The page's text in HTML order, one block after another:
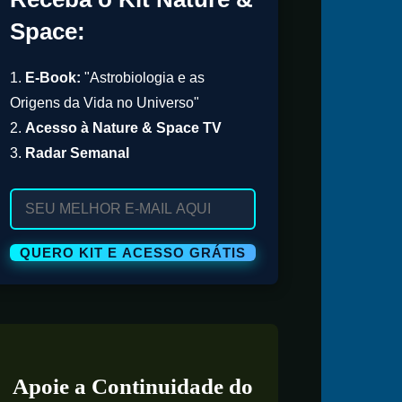
Space:
1. E-Book: "Astrobiologia e as
Origens da Vida no Universo"
2. Acesso à Nature & Space TV
3. Radar Semanal
Apoie a Continuidade do